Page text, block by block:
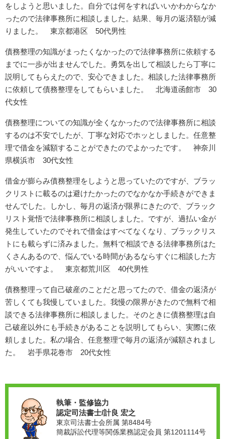
をしようと思いました。自分では何をすればいいかわからなか
ったので法律事務所に相談しました。結果、毎月の返済額が減
りました。 東京都港区 50代男性
債務整理の知識がまったくなかったので法律事務所に依頼する
までに一歩が出ませんでした。勇気を出して相談したら丁寧に
説明してもらえたので、安心できました。相談した法律事務所
に依頼して債務整理をしてもらいました。 北海道函館市 30
代女性
債務整理についての知識が全くなかったので法律事務所に相談
するのは不安でしたが、丁寧な対応でホッとしました。任意整
理で借金を減額することができたのでよかったです。 神奈川
県横浜市 30代女性
借金が膨らみ債務整理をしようと思っていたのですが、ブラッ
クリストに載るのは避けたかったのでなかなか手続きができま
せんでした。しかし、毎月の返済が限界にきたので、ブラック
リスト覚悟で法律事務所に相談しました。ですが、過払い金が
発生していたのでそれで借金はすべてなくなり、ブラックリス
トにも載らずに済みました。無料で相談できる法律事務所はた
くさんあるので、悩んでいる時間があるならすぐに相談した方
がいいですよ。 東京都荒川区 40代男性
債務整理って自己破産のことだと思ってたので、借金の返済が
苦しくても我慢していました。我慢の限界がきたので無料で相
談できる法律事務所に相談しました。そのときに債務整理は自
己破産以外にも手続きがあることを説明してもらい、実際に依
頼しました。私の場合、任意整理で毎月の返済が減額されまし
た。 岩手県花巻市 20代女性
執筆・監修協力
認定司法書士/計良 宏之
東京司法書士会所属 第8484号
簡裁訴訟代理等関係業務認定会員 第1201114号